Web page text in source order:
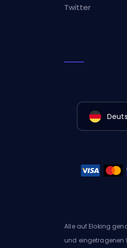
Twitter
Alle auf Eloking
und eingetragenen